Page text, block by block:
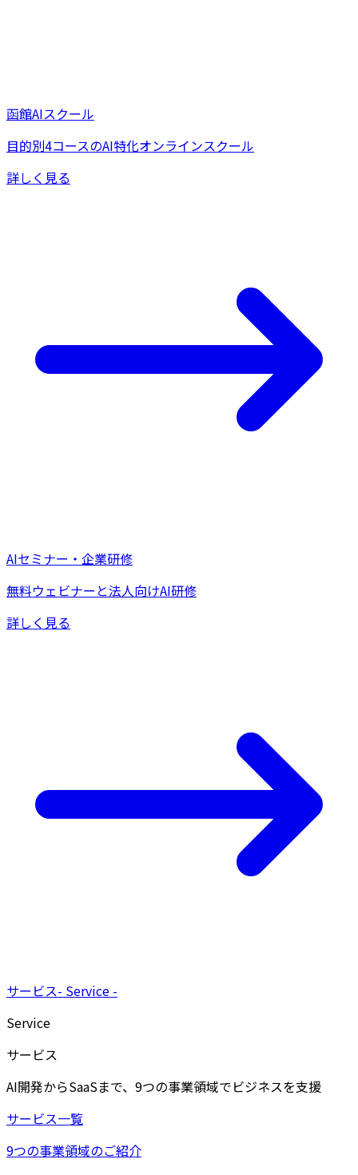
函館AIスクール
目的別4コースのAI特化オンラインスクール
詳しく見る
AIセミナー・企業研修
無料ウェビナーと法人向けAI研修
詳しく見る
サービス- Service -
Service
サービス
AI開発からSaaSまで、9つの事業領域でビジネスを支援
サービス一覧
9つの事業領域のご紹介